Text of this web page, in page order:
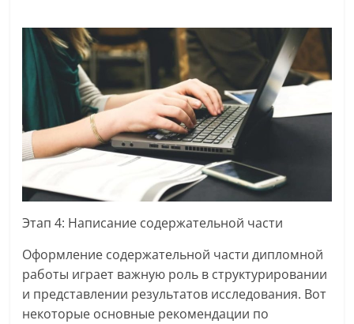
Этап 4: Написание содержательной части
Оформление содержательной части дипломной
работы играет важную роль в структурировании
и представлении результатов исследования. Вот
некоторые основные рекомендации по